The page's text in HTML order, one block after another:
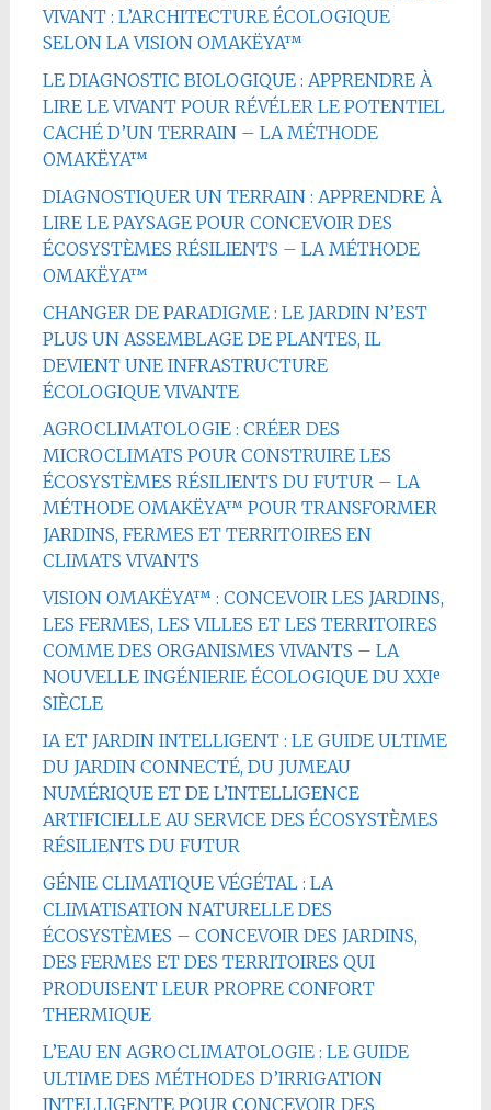
VIVANT : L’ARCHITECTURE ÉCOLOGIQUE
SELON LA VISION OMAKËYA™
LE DIAGNOSTIC BIOLOGIQUE : APPRENDRE À
LIRE LE VIVANT POUR RÉVÉLER LE POTENTIEL
CACHÉ D’UN TERRAIN – LA MÉTHODE
OMAKËYA™
DIAGNOSTIQUER UN TERRAIN : APPRENDRE À
LIRE LE PAYSAGE POUR CONCEVOIR DES
ÉCOSYSTÈMES RÉSILIENTS – LA MÉTHODE
OMAKËYA™
CHANGER DE PARADIGME : LE JARDIN N’EST
PLUS UN ASSEMBLAGE DE PLANTES, IL
DEVIENT UNE INFRASTRUCTURE
ÉCOLOGIQUE VIVANTE
AGROCLIMATOLOGIE : CRÉER DES
MICROCLIMATS POUR CONSTRUIRE LES
ÉCOSYSTÈMES RÉSILIENTS DU FUTUR – LA
MÉTHODE OMAKËYA™ POUR TRANSFORMER
JARDINS, FERMES ET TERRITOIRES EN
CLIMATS VIVANTS
VISION OMAKËYA™ : CONCEVOIR LES JARDINS,
LES FERMES, LES VILLES ET LES TERRITOIRES
COMME DES ORGANISMES VIVANTS – LA
NOUVELLE INGÉNIERIE ÉCOLOGIQUE DU XXIᵉ
SIÈCLE
IA ET JARDIN INTELLIGENT : LE GUIDE ULTIME
DU JARDIN CONNECTÉ, DU JUMEAU
NUMÉRIQUE ET DE L’INTELLIGENCE
ARTIFICIELLE AU SERVICE DES ÉCOSYSTÈMES
RÉSILIENTS DU FUTUR
GÉNIE CLIMATIQUE VÉGÉTAL : LA
CLIMATISATION NATURELLE DES
ÉCOSYSTÈMES – CONCEVOIR DES JARDINS,
DES FERMES ET DES TERRITOIRES QUI
PRODUISENT LEUR PROPRE CONFORT
THERMIQUE
L’EAU EN AGROCLIMATOLOGIE : LE GUIDE
ULTIME DES MÉTHODES D’IRRIGATION
INTELLIGENTE POUR CONCEVOIR DES